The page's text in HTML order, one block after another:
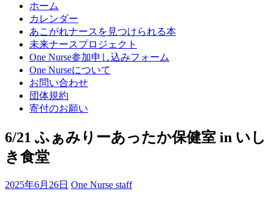
(Enter
ホーム
カレンダー
あこがれナースを見つけられる本
未来ナースプロジェクト
One Nurse参加申し込みフォーム
One Nurseについて
お問い合わせ
団体規約
寄付のお願い
6/21 ふぁみりーあったか保健室 in いし
き食堂
2025年6月26日 One Nurse staff